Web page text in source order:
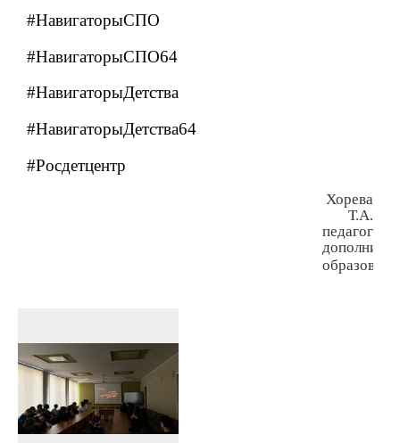
#НавигаторыСПО
#НавигаторыСПО64
#НавигаторыДетства
#НавигаторыДетства64
#Росдетцентр
Хорева
Т.А.
педагог